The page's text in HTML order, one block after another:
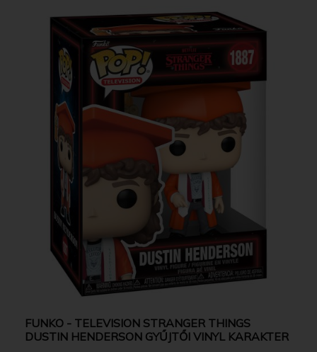
FUNKO - TELEVISION STRANGER THINGS
DUSTIN HENDERSON GYŰJTŐI VINYL KARAKTER